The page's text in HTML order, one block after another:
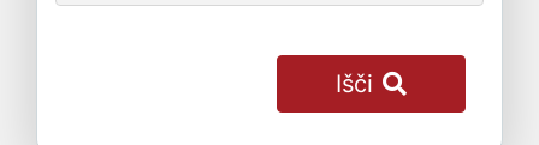
Išči